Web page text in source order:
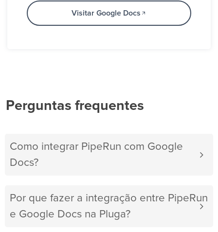
Visitar Google Docs
Perguntas frequentes
Como integrar PipeRun com Google
Docs?
Por que fazer a integração entre PipeRun
e Google Docs na Pluga?